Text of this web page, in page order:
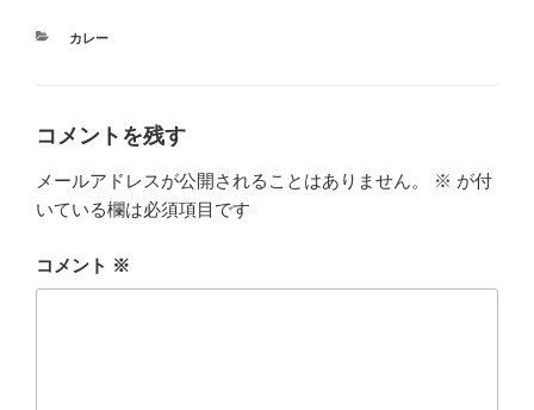
カ
カレー
コメントを残す
メールアドレスが公開されることはありません。 ※ が付
いている欄は必須項目です
コメント ※